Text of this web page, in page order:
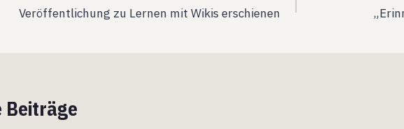
Veröffentlichung zu Lernen mit Wikis erschienen